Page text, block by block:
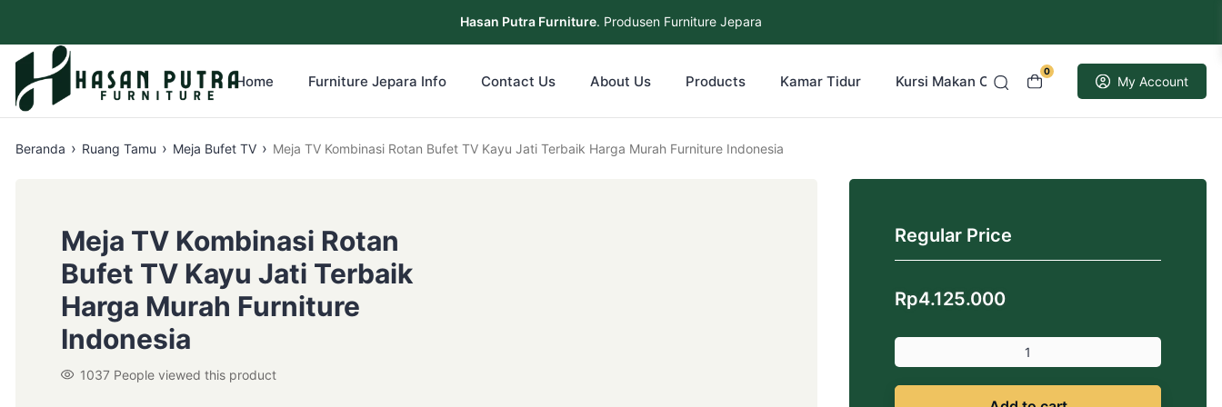
Hasan Putra Furniture. Produsen Furniture Jepara
0
My Account
Home Furniture Jepara Info Contact Us About Us Products Kamar Tidur Kursi Makan Cafe Resto Kusen Pintu Jati
Beranda › Ruang Tamu › Meja Bufet TV › Meja TV Kombinasi Rotan Bufet TV Kayu Jati Terbaik Harga Murah Furniture Indonesia
Meja TV Kombinasi Rotan
Bufet TV Kayu Jati Terbaik
Harga Murah Furniture
Indonesia
1037 People viewed this product
Regular Price
Rp4.125.000